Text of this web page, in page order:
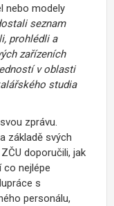
nebo modely
seznam
prohlédli a
zařízeních
v oblasti
studia
zprávu.
základě svých
doporučili, jak
co nejlépe
s
personálu,